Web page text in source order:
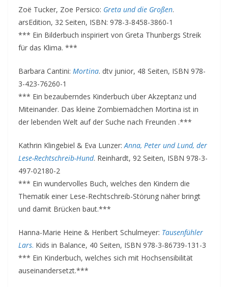
Zoë Tucker, Zoe Persico: Greta und die Großen.
arsEdition, 32 Seiten, ISBN: 978-3-8458-3860-1
*** Ein Bilderbuch inspiriert von Greta Thunbergs Streik
für das Klima. ***
Barbara Cantini: Mortina. dtv junior, 48 Seiten, ISBN 978-
3-423-76260-1
*** Ein bezauberndes Kinderbuch über Akzeptanz und
Miteinander. Das kleine Zombiemädchen Mortina ist in
der lebenden Welt auf der Suche nach Freunden .***
Kathrin Klingebiel & Eva Lunzer:Anna, Peter und Lund, der
Lese-Rechtschreib-Hund. Reinhardt, 92 Seiten, ISBN 978-3-
497-02180-2
*** Ein wundervolles Buch, welches den Kindern die
Thematik einer Lese-Rechtschreib-Störung näher bringt
und damit Brücken baut.***
Hanna-Marie Heine & Heribert Schulmeyer: Tausenfühler
Lars. Kids in Balance, 40 Seiten, ISBN 978-3-86739-131-3
*** Ein Kinderbuch, welches sich mit Hochsensibilität
auseinandersetzt.***